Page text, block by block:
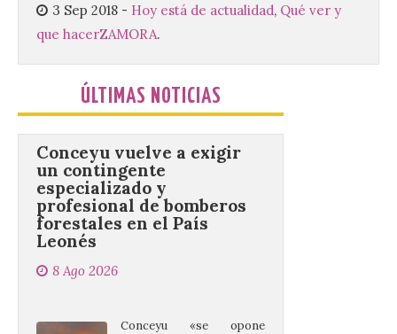
3 Sep 2018 - Hoy está de actualidad, Qué ver y
que hacerZAMORA.
ÚLTIMAS NOTICIAS
premio de 3.000 euros. Las candidaturas
podrán presentarse hasta el 30 de
noviembre. La Universidad, a […]
Conceyu vuelve a exigir
un contingente
especializado y
profesional de bomberos
forestales en el País
Leonés
8 Ago 2026
“descomunidad”